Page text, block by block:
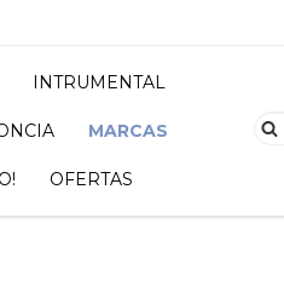
INTRUMENTAL
MARCAS
OFERTAS